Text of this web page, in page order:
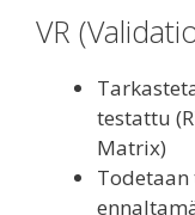
VR
testattu
Matrix)